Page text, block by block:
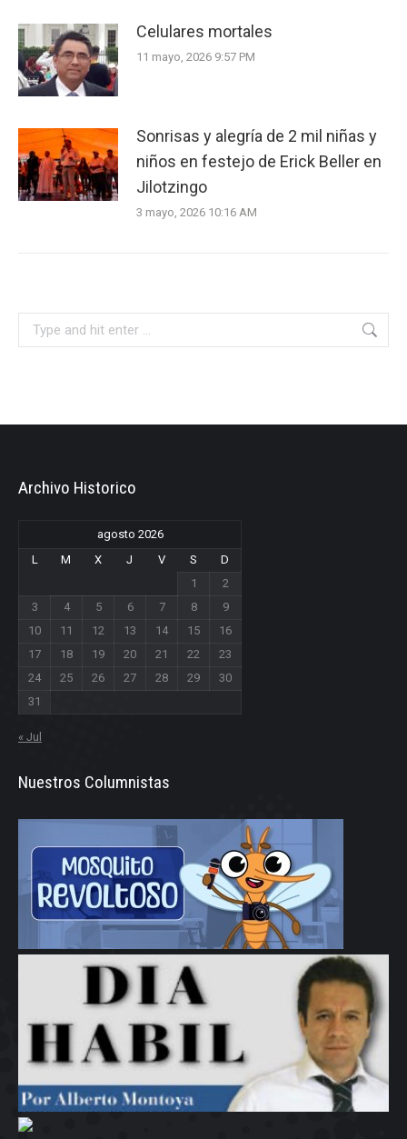
Celulares mortales
11 mayo, 2026 9:57 PM
Sonrisas y alegría de 2 mil niñas y
niños en festejo de Erick Beller en
Jilotzingo
3 mayo, 2026 10:16 AM
Archivo Historico
agosto 2026
L
M X J V S
D
1
2
3
4 5 6 7 8
9
10
11 12 13 14 15
16
17
18 19 20 21 22
23
24
25 26 27 28 29
30
31
« Jul
Nuestros Columnistas